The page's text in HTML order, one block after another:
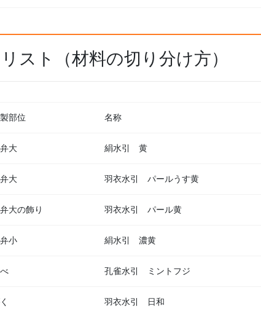
スト（材料の切り分け方）
部位 名称
大 絹水引 黄
大 羽衣水引 パールうす黄
大の飾り 羽衣水引 パール黄
小 絹水引 濃黄
孔雀水引 ミントフジ
羽衣水引 日和